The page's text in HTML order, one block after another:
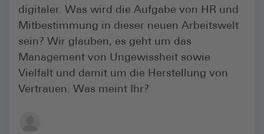
digitaler. Was wird die Aufgabe von HR und
Mitbestimmung in dieser neuen Arbeitswelt
sein? Wir glauben, es geht um das
Management von Ungewissheit sowie
Vielfalt und damit um die Herstellung von
Vertrauen. Was meint Ihr?